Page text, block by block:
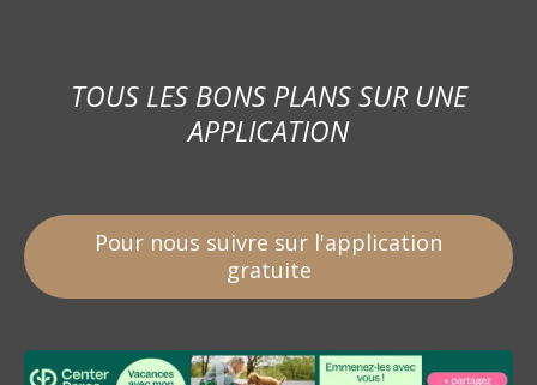
TOUS LES BONS PLANS SUR UNE
APPLICATION
Pour nous suivre sur l'application
gratuite